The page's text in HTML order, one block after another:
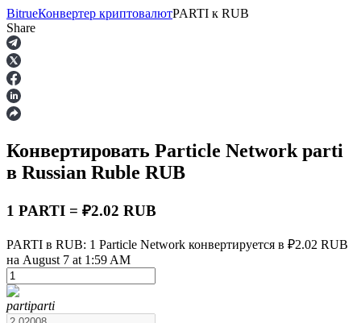
Фьючерсы
USDT-фьючерсы
Фьючерсы с использованием USDT в качестве
обеспечения
BitrueКонвертер криптовалютPARTI к RUB
Share
Конвертировать Particle Network parti
в Russian Ruble RUB
1 PARTI = ₽2.02 RUB
PARTI в RUB: 1 Particle Network конвертируется в ₽2.02 RUB
на August 7 at 1:59 AM
partiparti